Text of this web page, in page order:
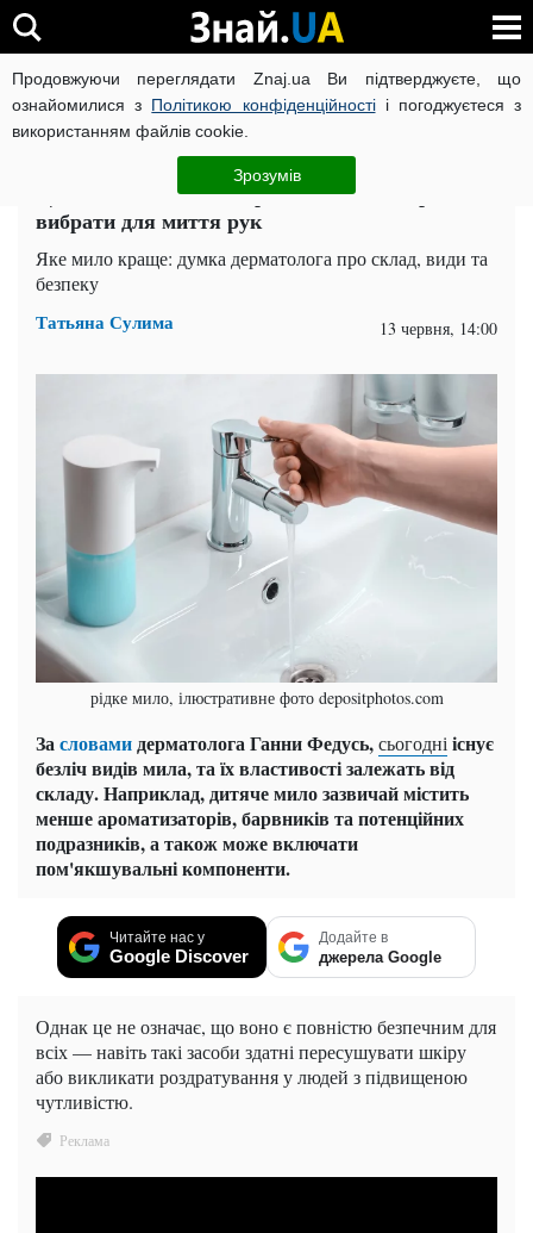
Продовжуючи переглядати Znaj.ua Ви підтверджуєте, що
ознайомилися з Політикою конфіденційностіі погоджуєтеся з
використанням файлів cookie.
Зрозумів
ВІЙНА РОСІЇ ПРОТИ УКРАЇНИ КОРОНАВІРУС В УКРАЇНІ
ЧИТАТЬ НА РУССКОМ
Це мило не вбиває мікроби: яке мило краще
вибрати для миття рук
Яке мило краще: думка дерматолога про склад, види та
безпеку
Татьяна Сулима 13 червня, 14:00
рідке мило, ілюстративне фото depositphotos.com
Засловамидерматолога Ганни Федусь,сьогодні існує
безліч видів мила, та їх властивості залежать від
складу. Наприклад, дитяче мило зазвичай містить
менше ароматизаторів, барвників та потенційних
подразників, а також може включати
пом'якшувальні компоненти.
Читайте нас у
Google Discover
Додайте в
джерела Google
Однак це не означає, що воно є повністю безпечним для
всіх — навіть такі засоби здатні пересушувати шкіру
або викликати роздратування у людей з підвищеною
чутливістю.